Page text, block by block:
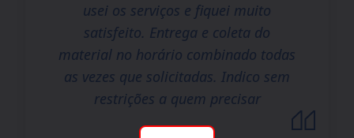
usei os serviços e fiquei muito
satisfeito. Entrega e coleta do
material no horário combinado todas
as vezes que solicitadas. Indico sem
restrições a quem precisar